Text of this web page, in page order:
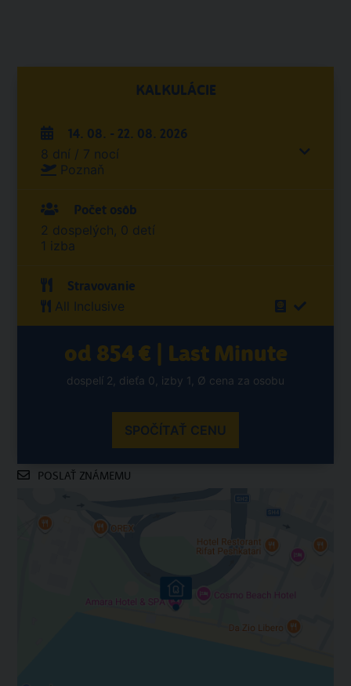
KALKULÁCIE
14. 08. - 22. 08. 2026
8 dní / 7 nocí
Poznaň
Počet osôb
2 dospelých, 0 detí
1 izba
Stravovanie
All Inclusive
od 854 € | Last Minute
dospelí 2, dieťa 0, izby 1, Ø cena za osobu
SPOČÍTAŤ CENU
POSLAŤ ZNÁMEMU